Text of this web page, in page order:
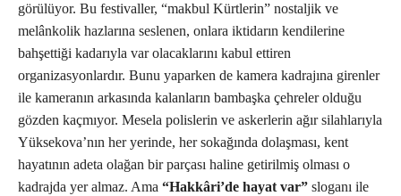
görülüyor. Bu festivaller, “makbul Kürtlerin” nostaljik ve
melânkolik hazlarına seslenen, onlara iktidarın kendilerine
bahşettiği kadarıyla var olacaklarını kabul ettiren
organizasyonlardır. Bunu yaparken de kamera kadrajına girenler
ile kameranın arkasında kalanların bambaşka çehreler olduğu
gözden kaçmıyor. Mesela polislerin ve askerlerin ağır silahlarıyla
Yüksekova’nın her yerinde, her sokağında dolaşması, kent
hayatının adeta olağan bir parçası haline getirilmiş olması o
kadrajda yer almaz. Ama “Hakkâri’de hayat var” sloganı ile